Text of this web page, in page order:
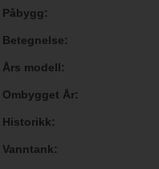
Påbygg
Betegnelse
Års modell
Ombygget År
Historikk
Vanntank